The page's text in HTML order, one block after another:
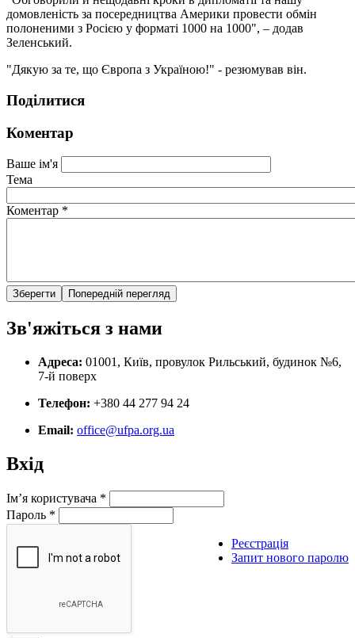
домовленість за посередництва Америки провести обмін
полоненими з Росією у форматі 1000 на 1000", – додав
Зеленський.
"Дякую за те, що Європа з Україною!" - резюмував він.
Поділитися
Коментар
Ваше ім'я
Тема
Коментар *
Зв'яжіться з нами
Адреса: 01001, Київ, провулок Рильський, будинок №6,
7-й поверх
Телефон: +380 44 277 94 24
Email: office@ufpa.org.ua
Вхід
Ім’я користувача *
Пароль *
Реєстрація
Запит нового паролю